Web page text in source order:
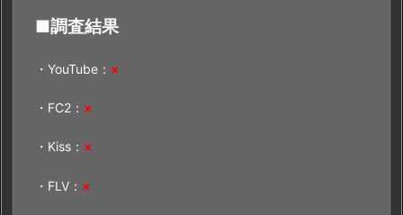
■調査結果
・YouTube： ×
・FC2： ×
・Kiss： ×
・FLV： ×